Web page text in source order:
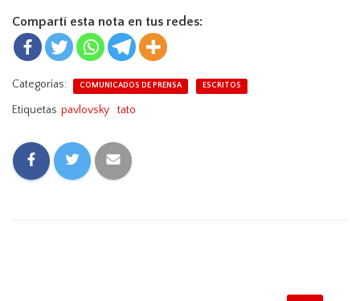
Compartí esta nota en tus redes:
Categorías: COMUNICADOS DE PRENSA ESCRITOS
Etiquetas pavlovsky tato